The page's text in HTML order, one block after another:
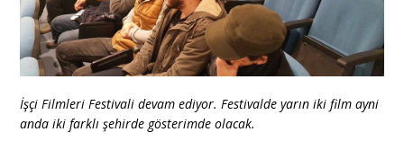
İşçi Filmleri Festivali devam ediyor. Festivalde yarın iki film ayni
anda iki farklı şehirde gösterimde olacak.